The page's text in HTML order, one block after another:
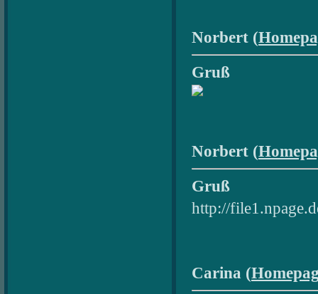
Norbert (
Gruß
Norbert (
Gruß
http://
Carina (